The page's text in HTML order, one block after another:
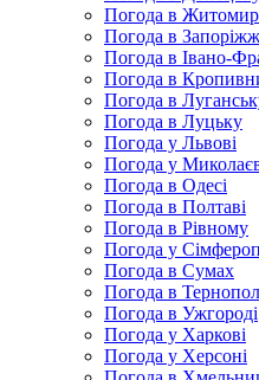
Погода в
Погода в
Погода в Івано-
Погода в
Погода в
Погода в Луцьку
Погода у Львові
Погода у
Погода в Одесі
Погода в Полтаві
Погода в Рівному
Погода у
Погода в Сумах
Погода в
Погода в Ужгороді
Погода у Харкові
Погода у Херсоні